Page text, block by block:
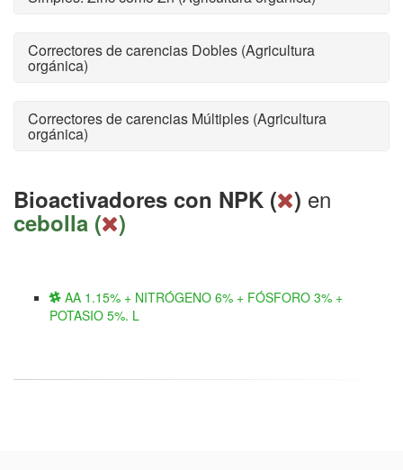
Correctores de carencias Dobles (Agricultura
orgánica)
Correctores de carencias Múltiples (Agricultura
orgánica)
Bioactivadores con NPK ( ) en
cebolla ( )
AA 1.15% + NITRÓGENO 6% + FÓSFORO 3% +
POTASIO 5%. L